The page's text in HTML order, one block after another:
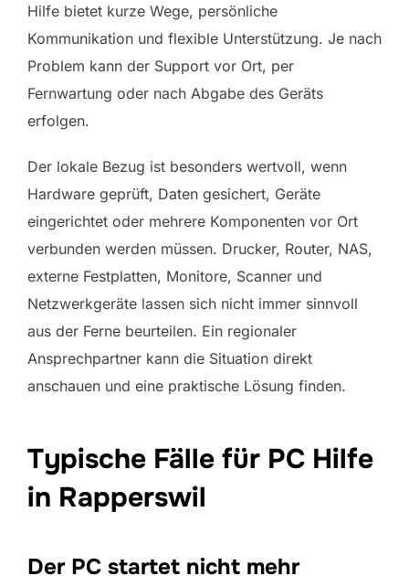
Hilfe bietet kurze Wege, persönliche
Kommunikation und flexible Unterstützung. Je nach
Problem kann der Support vor Ort, per
Fernwartung oder nach Abgabe des Geräts
erfolgen.
Der lokale Bezug ist besonders wertvoll, wenn
Hardware geprüft, Daten gesichert, Geräte
eingerichtet oder mehrere Komponenten vor Ort
verbunden werden müssen. Drucker, Router, NAS,
externe Festplatten, Monitore, Scanner und
Netzwerkgeräte lassen sich nicht immer sinnvoll
aus der Ferne beurteilen. Ein regionaler
Ansprechpartner kann die Situation direkt
anschauen und eine praktische Lösung finden.
Typische Fälle für PC Hilfe
in Rapperswil
Der PC startet nicht mehr